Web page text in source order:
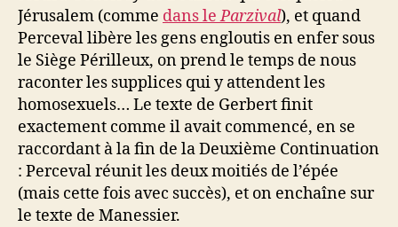
Jérusalem (comme dans leParzival), et quand
Perceval libère les gens engloutis en enfer sous
le Siège Périlleux, on prend le temps de nous
raconter les supplices qui y attendent les
homosexuels… Le texte de Gerbert finit
exactement comme il avait commencé, en se
raccordant à la fin de la Deuxième Continuation
: Perceval réunit les deux moitiés de l’épée
(mais cette fois avec succès), et on enchaîne sur
le texte de Manessier.